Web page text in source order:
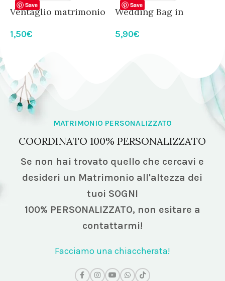
Save
Ventaglio matrimonio
1,50€
Save
Wedding Bag in
5,90€
MATRIMONIO PERSONALIZZATO
COORDINATO 100% PERSONALIZZATO
Se non hai trovato quello che cercavi e
desideri un Matrimonio all'altezza dei
tuoi SOGNI
100% PERSONALIZZATO, non esitare a
contattarmi!
Facciamo una chiaccherata!